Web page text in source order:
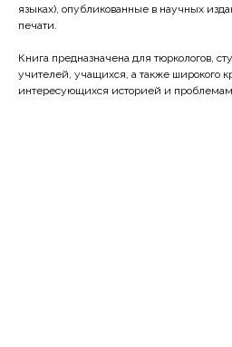
языках), опубликованные в научных
печати.
Книга предназначена для тюркологов,
учителей, учащихся, а также широкого
интересующихся историей и